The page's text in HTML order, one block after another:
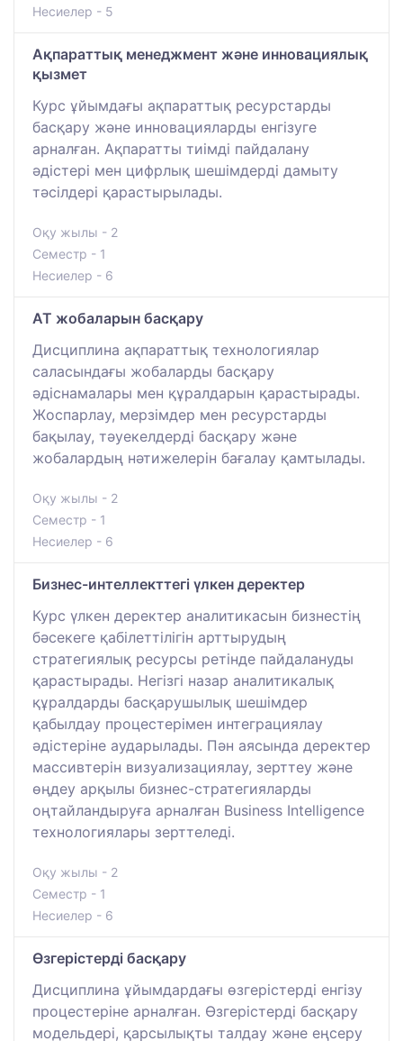
Несиелер - 5
Ақпараттық менеджмент және инновациялық
қызмет
Курс ұйымдағы ақпараттық ресурстарды
басқару және инновацияларды енгізуге
арналған. Ақпаратты тиімді пайдалану
әдістері мен цифрлық шешімдерді дамыту
тәсілдері қарастырылады.
Оқу жылы - 2
Семестр - 1
Несиелер - 6
АТ жобаларын басқару
Дисциплина ақпараттық технологиялар
саласындағы жобаларды басқару
әдіснамалары мен құралдарын қарастырады.
Жоспарлау, мерзімдер мен ресурстарды
бақылау, тәуекелдерді басқару және
жобалардың нәтижелерін бағалау қамтылады.
Оқу жылы - 2
Семестр - 1
Несиелер - 6
Бизнес-интеллекттегі үлкен деректер
Курс үлкен деректер аналитикасын бизнестің
бәсекеге қабілеттілігін арттырудың
стратегиялық ресурсы ретінде пайдалануды
қарастырады. Негізгі назар аналитикалық
құралдарды басқарушылық шешімдер
қабылдау процестерімен интеграциялау
әдістеріне аударылады. Пән аясында деректер
массивтерін визуализациялау, зерттеу және
өңдеу арқылы бизнес-стратегияларды
оңтайландыруға арналған Business Intelligence
технологиялары зерттеледі.
Оқу жылы - 2
Семестр - 1
Несиелер - 6
Өзгерістерді басқару
Дисциплина ұйымдардағы өзгерістерді енгізу
процестеріне арналған. Өзгерістерді басқару
модельдері, қарсылықты талдау және еңсеру